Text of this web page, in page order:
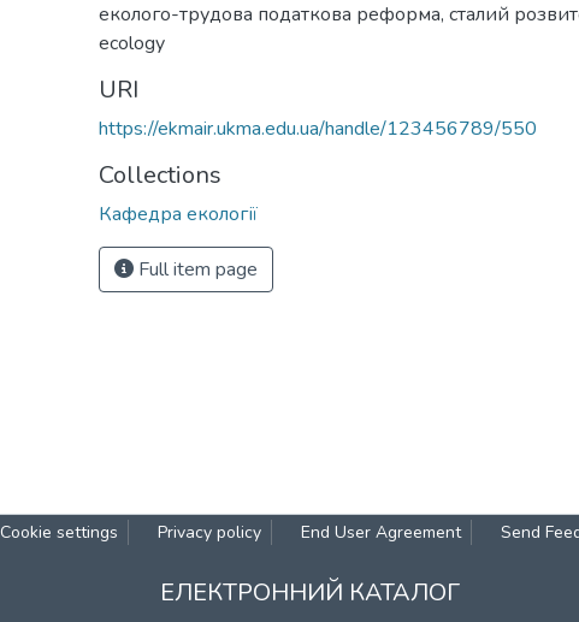
еколого-трудова податкова реформа, сталий
ecology
URI
https://ekmair.ukma.edu.ua/handle/123456789/550
Collections
Кафедра екології
Full item page
Cookie settings Privacy policy End User Agreement Send
ЕЛЕКТРОННИЙ КАТАЛОГ